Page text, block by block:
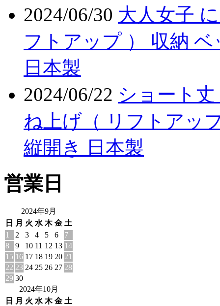
2024/06/30 大人女子
フトアップ ） 収納
日本製
2024/06/22 ショート
ね上げ（ リフトアッ
縦開き 日本製
営業日
2024年9月
日
月 火 水 木 金 土
1
2 3 4 5 6
7
8
9 10 11 12 13 14
15 16 17 18 19 20 21
22 23 24 25 26 27 28
29 30
2024年10月
日
月 火 水 木 金 土